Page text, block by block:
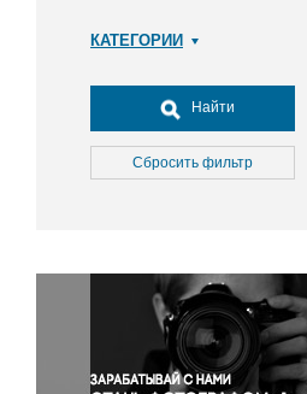
КАТЕГОРИИ
Досуг, туризм и отдых
Культура
Медицина
Окружающая среда
Политика
Правосудие
Происшествия и конфликты
Найти
Сбросить фильтр